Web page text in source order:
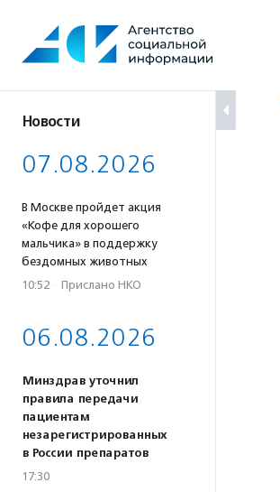
содержанию
Новости
07.08.2026
В Москве пройдет акция
«Кофе для хорошего
мальчика» в поддержку
бездомных животных
10:52 · Прислано НКО
06.08.2026
Минздрав уточнил
правила передачи
пациентам
незарегистрированных
в России препаратов
17:30